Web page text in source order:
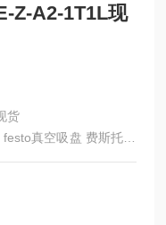
Z-A2-1T1L现
货
真空吸盘 费斯托过
代理
械设备有限公司